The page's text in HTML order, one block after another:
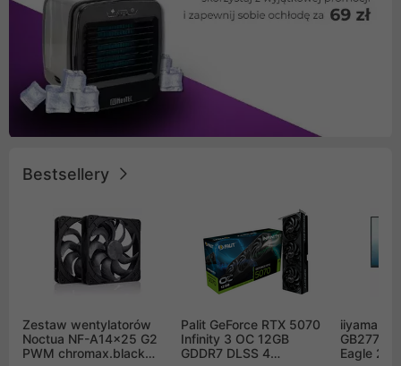
Bestsellery
Zestaw wentylatorów
Noctua NF-A14x25 G2
PWM chromax.black
Palit GeForce RTX 5070
Infinity 3 OC 12GB
GDDR7 DLSS 4
iiyama G-
Eagle 27"